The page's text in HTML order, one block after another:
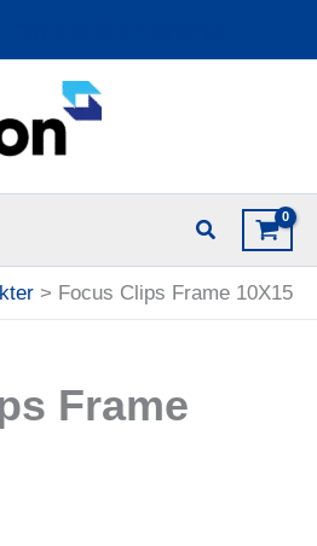
Focus Clips Frame 10X15
Frame